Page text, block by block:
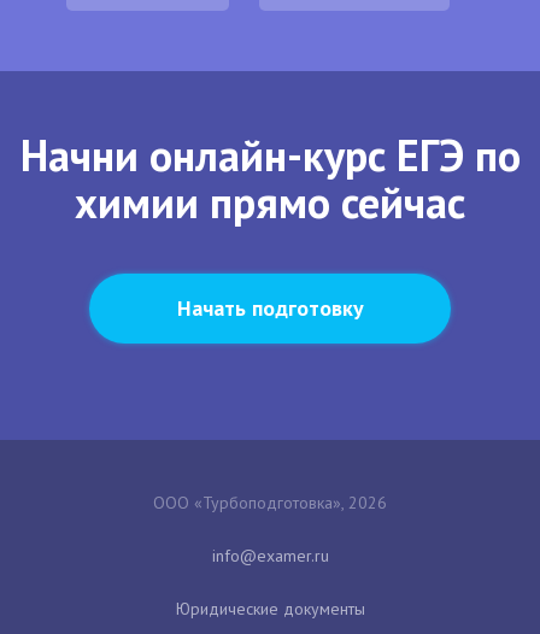
Начни онлайн-курс ЕГЭ по
химии прямо сейчас
Начать подготовку
ООО «Турбоподготовка», 2026
Юридические документы